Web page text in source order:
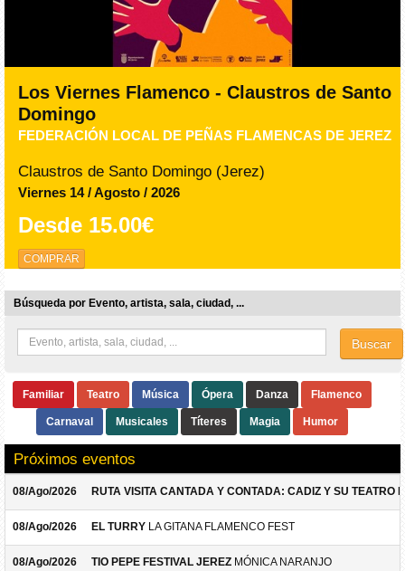
Los Viernes Flamenco - Claustros de Santo
Domingo
FEDERACIÓN LOCAL DE PEÑAS FLAMENCAS DE JEREZ
Claustros de Santo Domingo (Jerez)
Viernes 14 / Agosto / 2026
Desde 15.00€
COMPRAR
Búsqueda por Evento, artista, sala, ciudad, ...
Buscar
Familiar Teatro Música Ópera Danza Flamenco
Carnaval Musicales Títeres Magia Humor
Próximos eventos
08/Ago/2026 RUTA VISITA CANTADA Y CONTADA: CADIZ Y SU TEATRO
08/Ago/2026 EL TURRY LA GITANA FLAMENCO FEST
08/Ago/2026 TIO PEPE FESTIVAL JEREZ MÓNICA NARANJO